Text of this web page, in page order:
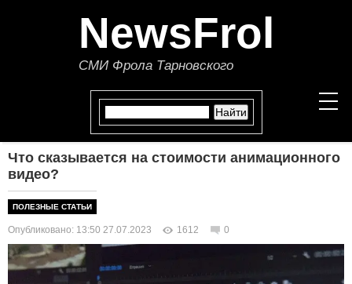
NewsFrol
СМИ Фрола Тарновского
ПОЛИТИКА
ЭКОНОМИКА
Что сказывается на стоимости анимационного
видео?
ПОЛЕЗНЫЕ СТАТЬИ
Опубликовано: 13:50 27.07.2023 1612 0